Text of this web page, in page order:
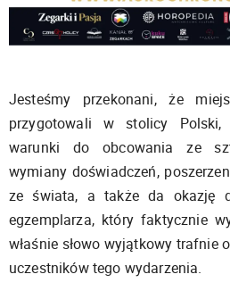
Jesteśmy przekonani, że
przygotowali w stolicy
warunki do obcowania ze
wymiany doświadczeń,
ze świata, a także da okazję
egzemplarza, który faktycznie
właśnie słowo wyjątkowy trafnie
uczestników tego wydarzenia.